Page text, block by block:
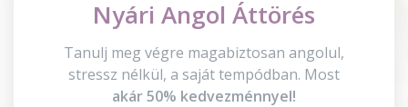
Nyári Angol Áttörés
Tanulj meg végre magabiztosan angolul,
stressz nélkül, a saját tempódban. Most
akár 50% kedvezménnyel!